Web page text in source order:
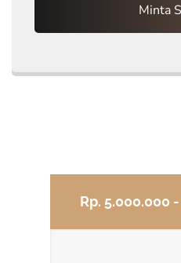
Minta
Rp. 5.000.000